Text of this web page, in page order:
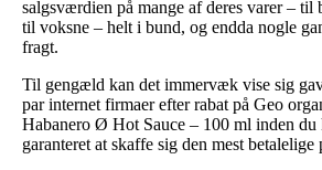
salgsværdien på mange af deres varer – til
til voksne – helt i bund, og endda nogle
fragt.
Til gengæld kan det immervæk vise sig
par internet firmaer efter rabat på Geo
Habanero Ø Hot Sauce – 100 ml inden du
garanteret at skaffe sig den mest betalelige